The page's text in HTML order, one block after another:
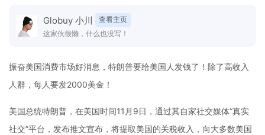
Globuy 小川
查看主页
这家伙很懒，什么也没写！
振奋美国消费市场好消息，特朗普要给美国人发钱了！除了高收入
人群，每人要发2000美金！
美国总统特朗普，在美国时间11月9日，通过其自家社交媒体“真实
社交”平台，发布推文宣布，将提取美国的关税收入，向大多数美国